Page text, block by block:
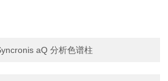
aQ 分析色谱柱